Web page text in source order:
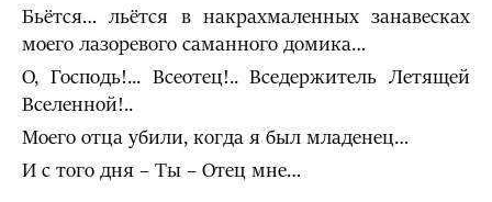
Бьётся… льётся в накрахмаленных занавесках
моего лазоревого саманного домика…
О, Господь!... Всеотец!.. Вседержитель Летящей
Вселенной!..
Моего отца убили, когда я был младенец…
И с того дня – Ты – Отец мне…